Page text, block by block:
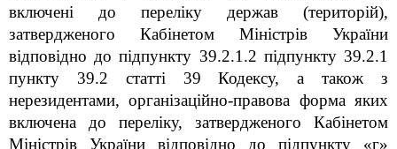
включені до переліку держав (територій),
затвердженого Кабінетом Міністрів України
відповідно до підпункту 39.2.1.2 підпункту 39.2.1
пункту 39.2 статті 39 Кодексу, а також з
нерезидентами, організаційно-правова форма яких
включена до переліку, затвердженого Кабінетом
Міністрів України відповідно до підпункту «г»